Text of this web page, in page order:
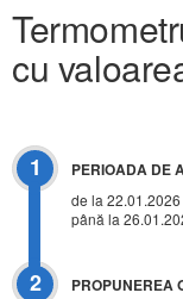
cu
1 PERIOADA DE
de la
până la
2 PROPUNEREA